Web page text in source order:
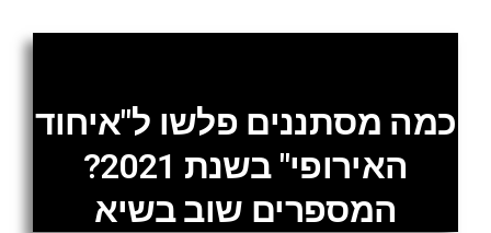
כמה מסתננים פלשו ל"איחוד
האירופי" בשנת 2021?
המספרים שוב בשיא